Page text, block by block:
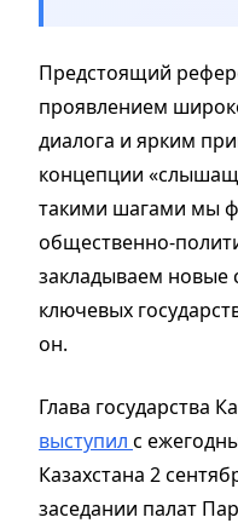
Предстоящий
проявлением
диалога и ярким
концепции
такими шагами мы
общественно-
закладываем новые
ключевых
он.
Глава государства
выступил с
Казахстана 2
заседании палат